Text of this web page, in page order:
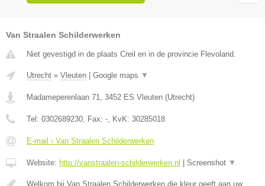
Van Straalen Schilderwerken
Niet gevestigd in de plaats Creil en in de provincie Flevoland.
Utrecht » Vleuten Google maps ▼
Madameperenlaan 71, 3452 ES Vleuten (Utrecht)
Tel: 0302689230, Fax: -, KvK: 30285018
E-mail › Van Straalen Schilderwerken
Website: http://vanstraalen-schilderwerken.nl Screenshot ▼
Welkom bij Van Straalen Schilderwerken die kleur geeft aan uw